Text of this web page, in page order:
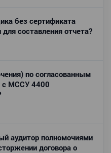
без сертификата
составления отчета?
по согласованным
с МССУ 4400
аудитор полномочиями
договора о